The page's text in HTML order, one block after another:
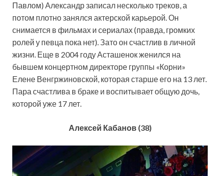
Павлом) Александр записал несколько треков, а
потом плотно занялся актерской карьерой. Он
снимается в фильмах и сериалах (правда, громких
ролей у певца пока нет). Зато он счастлив в личной
жизни. Еще в 2004 году Асташенок женился на
бывшем концертном директоре группы «Корни»
Елене Венгржиновской, которая старше его на 13 лет.
Пара счастлива в браке и воспитывает общую дочь,
которой уже 17 лет.
Алексей Кабанов (38)